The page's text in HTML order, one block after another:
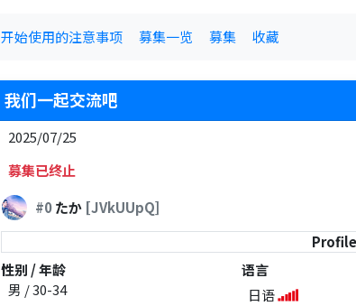
开始使用的注意事项 募集一览 募集 收藏
我们一起交流吧
2025/07/25
募集已终止
#0たか [JVkUUpQ]
Profile
性别 / 年龄
男 / 30-34
语言
日语